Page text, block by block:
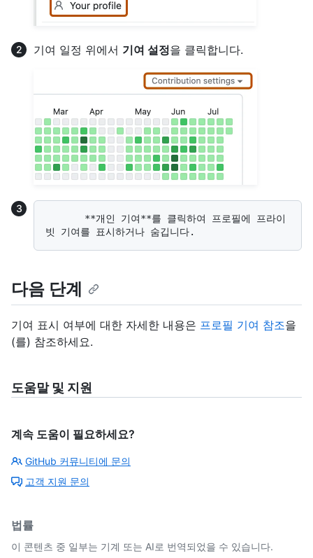
기여 일정 위에서 기여 설정을 클릭합니다.
다음 단계
기여 표시 여부에 대한 자세한 내용은 프로필 기여 참조을
(를) 참조하세요.
도움말 및 지원
계속 도움이 필요하세요?
GitHub 커뮤니티에 문의
고객 지원 문의
법률
이 콘텐츠 중 일부는 기계 또는 AI로 번역되었을 수 있습니다.